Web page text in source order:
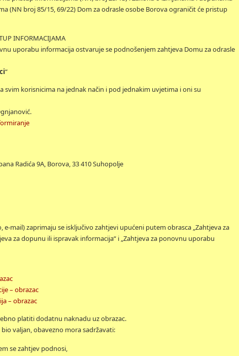
(NN broj 85/15, 69/22) Dom za odrasle osobe Borova ograničit će pristup
INFORMACIJAMA
uporabu informacija ostvaruje se podnošenjem zahtjeva Domu za odrasle
“
svim korisnicima na jednak način i pod jednakim uvjetima i oni su
Radića 9A, Borova, 33 410 Suhopolje
mail) zaprimaju se isključivo zahtjevi upućeni putem obrasca „Zahtjeva za
za dopunu ili ispravak informacija“ i „Zahtjeva za ponovnu uporabu
– obrazac
– obrazac
platiti dodatnu naknadu uz obrazac.
valjan, obavezno mora sadržavati:
se zahtjev podnosi,